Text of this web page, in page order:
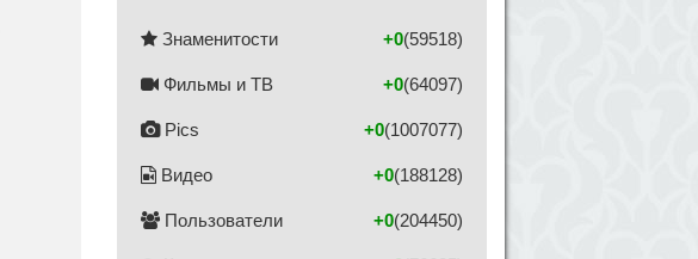
Знаменитости (59518)
+0
Фильмы и ТВ (64097)
+0
Pics (1007077)
+0
Видео (188128)
+0
Пользователи (204450)
+0